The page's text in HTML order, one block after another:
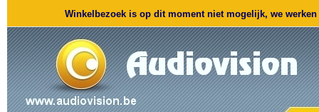
Winkelbezoek is op dit moment niet mogelijk, we